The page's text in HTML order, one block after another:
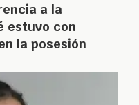
a la
estuvo con
la posesión